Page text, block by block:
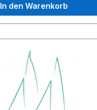
In den Warenkorb